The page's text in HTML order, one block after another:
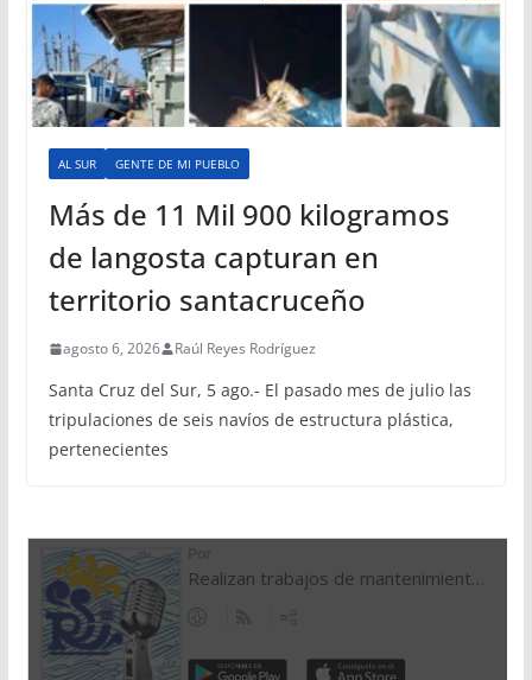
AL SUR GENTE DE MI PUEBLO
Más de 11 Mil 900 kilogramos
de langosta capturan en
territorio santacruceño
agosto 6, 2026 Raúl Reyes Rodríguez
Santa Cruz del Sur, 5 ago.- El pasado mes de julio las
tripulaciones de seis navíos de estructura plástica,
pertenecientes